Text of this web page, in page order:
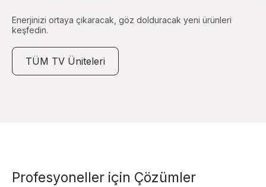
Enerjinizi ortaya çıkaracak, göz dolduracak yeni ürünleri
keşfedin.
TÜM TV Üniteleri
Profesyoneller için Çözümler